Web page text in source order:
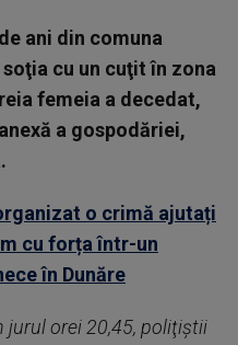
ani din comuna
cu un cuţit în zona
femeia a decedat,
a gospodăriei,
o crimă ajutați
cu forța într-un
în Dunăre
jurul orei 20,45, poliţiştii